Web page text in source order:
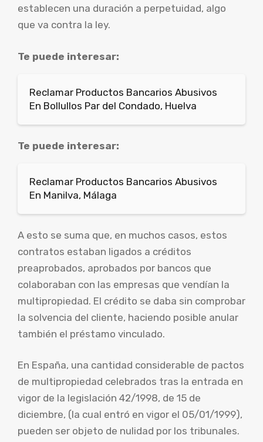
establecen una duración a perpetuidad, algo
que va contra la ley.
Te puede interesar:
Reclamar Productos Bancarios Abusivos
En Bollullos Par del Condado, Huelva
Te puede interesar:
Reclamar Productos Bancarios Abusivos
En Manilva, Málaga
A esto se suma que, en muchos casos, estos
contratos estaban ligados a créditos
preaprobados, aprobados por bancos que
colaboraban con las empresas que vendían la
multipropiedad. El crédito se daba sin comprobar
la solvencia del cliente, haciendo posible anular
también el préstamo vinculado.
En España, una cantidad considerable de pactos
de multipropiedad celebrados tras la entrada en
vigor de la legislación 42/1998, de 15 de
diciembre, (la cual entró en vigor el 05/01/1999),
pueden ser objeto de nulidad por los tribunales.